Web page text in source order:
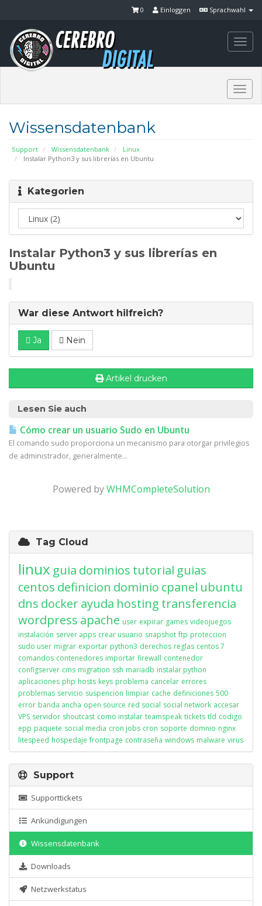
Sprachwahl
Einloggen
0
Wissensdatenbank
Support Wissensdatenbank
Linux
Instalar Python3 y sus librerías en Ubuntu
Kategorien
Instalar Python3 y sus librerías en
Ubuntu
War diese Antwort hilfreich?
Ja Nein
Artikel drucken
Lesen Sie auch
Cómo crear un usuario Sudo en Ubuntu
El comando sudo proporciona un mecanismo para otorgar privilegios
de administrador, generalmente...
Powered byWHMCompleteSolution
Tag Cloud
linux guia dominios tutorial guias
centos definicion dominio cpanel ubuntu
dns dockerayuda hosting transferencia
wordpress apache user expirar games videojuegos
instalación server apps crear usuario snapshot ftp proteccion
sudo user migrar exportar python3 derechos reglas centos 7
comandos contenedores importar firewall contenedor
configserver cms migration ssh mariadb instalar python
aplicaciones php hosts keys problema cancelar errores
problemas servicio suspencion limpiar cache definiciones 500
error banda ancha open source red social social network accesar
VPS servidor shoutcast como instalar teamspeak tickets tld codigo
epp paquete social media cron jobs cron soporte domnio nginx
litespeed hospedaje frontpage contraseña windows malware virus
Support
Supporttickets
Ankündigungen
Wissensdatenbank
Downloads
Netzwerkstatus